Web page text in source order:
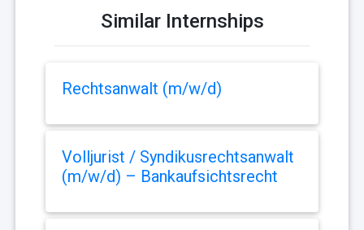
Similar Internships
Rechtsanwalt (m/w/d)
Volljurist / Syndikusrechtsanwalt
(m/w/d) – Bankaufsichtsrecht